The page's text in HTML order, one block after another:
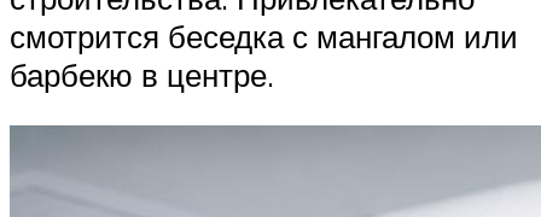
смотрится беседка с мангалом или
барбекю в центре.